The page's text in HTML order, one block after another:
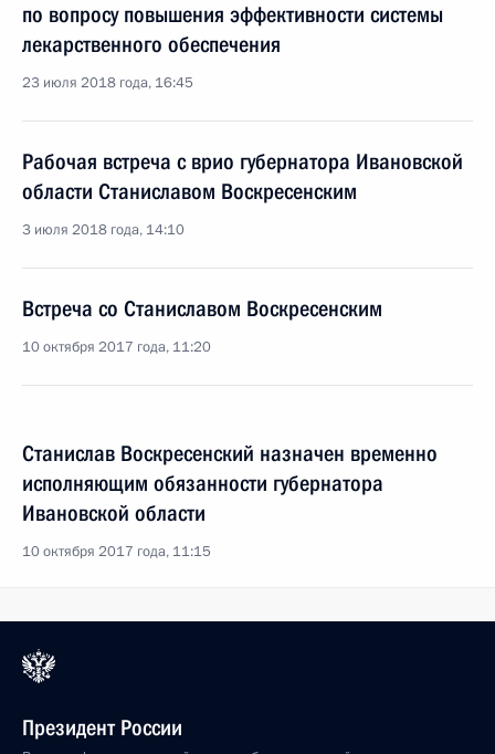
по вопросу повышения эффективности системы
лекарственного обеспечения
23 июля 2018 года, 16:45
Рабочая встреча с врио губернатора Ивановской
области Станиславом Воскресенским
3 июля 2018 года, 14:10
Встреча со Станиславом Воскресенским
10 октября 2017 года, 11:20
Станислав Воскресенский назначен временно
исполняющим обязанности губернатора
Ивановской области
10 октября 2017 года, 11:15
Президент России